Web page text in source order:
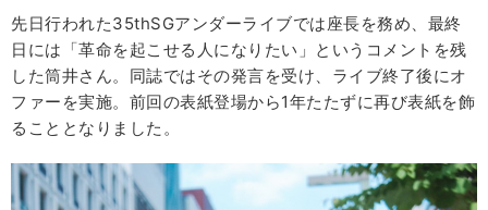
先日行われた35thSGアンダーライブでは座長を務め、最終
日には「革命を起こせる人になりたい」というコメントを残
した筒井さん。同誌ではその発言を受け、ライブ終了後にオ
ファーを実施。前回の表紙登場から1年たたずに再び表紙を飾
ることとなりました。